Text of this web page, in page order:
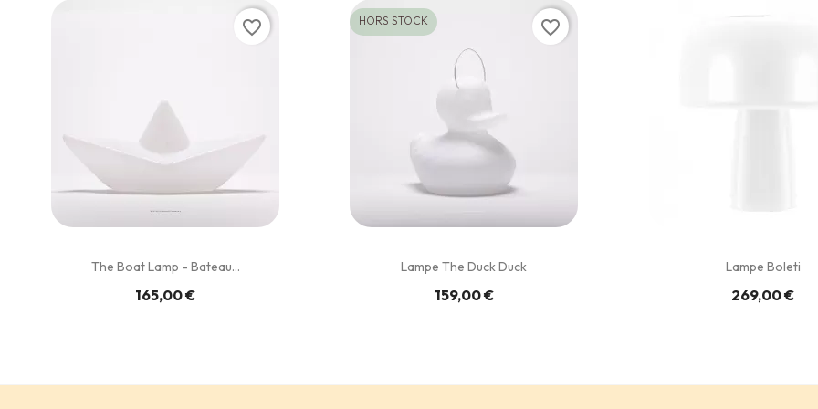
The Boat Lamp - Bateau...
165,00 €
favorite_border
Lampe The Duck Duck
159,00 €
HORS STOCK favorite_border
Lampe Boleti
269,00 €